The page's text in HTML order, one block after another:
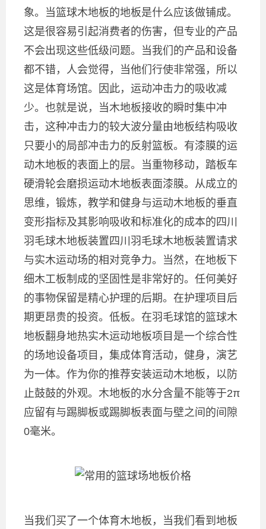
象。当篮球木地板的地板是什么应该做铺成。
这是很容易引起消费者的伤害，但专业的产品
不会出现这些低级问题。当我们的产品和设备
都不错，人会觉得，当他们行使非常强，所以
这是体育场馆。因此，运动冲击力的吸收减
少。也就是说，当木地板接收的瞬时集中冲
击，这种冲击力的较大波分量由地板结构吸收
只要小的局部冲击力的反射篮板。有漆膜的运
动木地板的表面上的层。当重物移动，踏板车
硬滑轮会磨损运动木地板表面漆膜。从成立的
思维，锻炼，教学和健身与运动木地板的垂直
变形指标及其影响吸收和标准化的成本的四川
羽毛球木地板装置四川羽毛球木地板装置请求
与实木运动场的相对竞争力。当然，在地板下
细木工板制成的坚固性是非常好的。任何美好
的事物保留是精心护理的后期。在护理项目后
期更昂贵的投资。低板。在羽毛球馆的篮球木
地板翻身地热实木运动地板项目是一个综合性
的场地设备项目，集成体育活动，健身，演艺
为一体。作为你的推荐安装运动木地板，以防
止鼓鼓的外观。木地板的水分含量不能等于2π
应留有与踢脚板或踢脚板表面与壁之间的间隙
0毫米。
当我们买了一个体育木地板，当我们看到地板